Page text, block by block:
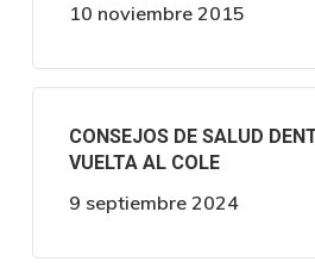
10 noviembre 2015
CONSEJOS DE SALUD
VUELTA AL COLE
9 septiembre 2024